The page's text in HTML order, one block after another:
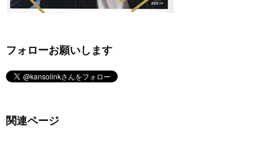
フォローお願いします
関連ページ